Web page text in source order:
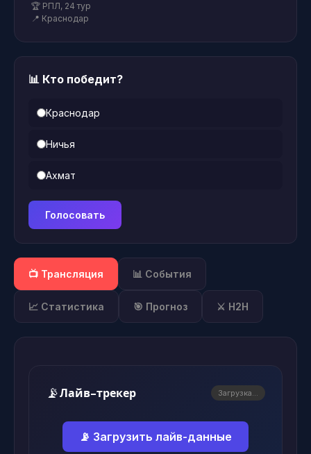
🏆 РПЛ, 24 тур
📍 Краснодар
📊 Кто победит?
Краснодар
Ничья
Ахмат
Голосовать
📺 Трансляция 📊 События
📈 Статистика 🎯 Прогноз ⚔️ H2H
📡Лайв-трекер Загрузка...
📡 Загрузить лайв-данные